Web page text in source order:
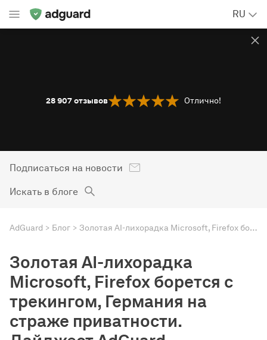
RU
28 907отзывов Отлично!
Подписаться на новости
Искать в блоге
AdGuard Блог Золотая AI-лихорадка Microsoft, Firefox борется с трекингом, Германия на страже приватности. Дайджест AdGuard
Золотая AI-лихорадка
Microsoft, Firefox борется с
трекингом, Германия на
страже приватности.